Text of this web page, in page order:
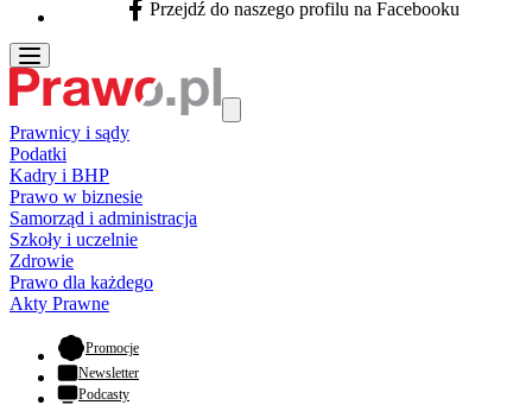
Facebook - otwiera się w nowej karcie
Przejdź do naszego profilu na Facebooku
Prawnicy i sądy
Podatki
Kadry i BHP
Prawo w biznesie
Samorząd i administracja
Szkoły i uczelnie
Zdrowie
Prawo dla każdego
Akty Prawne
Promocje- otwiera się w nowej karcie
Newsletter
Podcasty